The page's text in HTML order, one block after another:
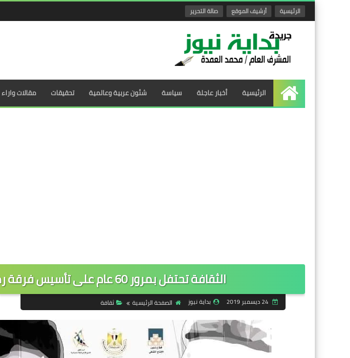
الرئيسية أرشيف الموقع صالة التحرير
الرئيسية
الرئيسية أخبار عاجلة سياسة شئون عربية وعالمية تحقيقات مقالات واراء
الثقافة تحتفل بمرور 60 عام على تأسيس فرقة رضا
24 ديسمبر 2019 بداية نيوز الصفحة الرئيسية ثقافة